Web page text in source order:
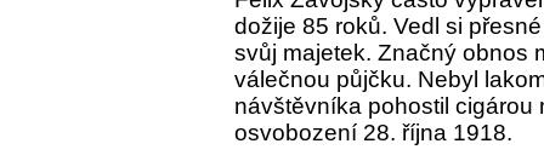
dožije 85 roků. Vedl si
svůj majetek. Značný obnos
válečnou půjčku. Nebyl
návštěvníka pohostil cigárou
osvobození 28. října 1918.